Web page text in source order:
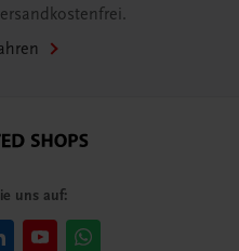
uns auf: